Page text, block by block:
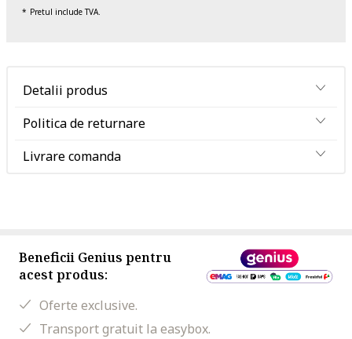
Pretul include TVA.
Detalii produs
Politica de returnare
Livrare comanda
Beneficii Genius pentru
acest produs:
Oferte exclusive.
Transport gratuit la easybox.